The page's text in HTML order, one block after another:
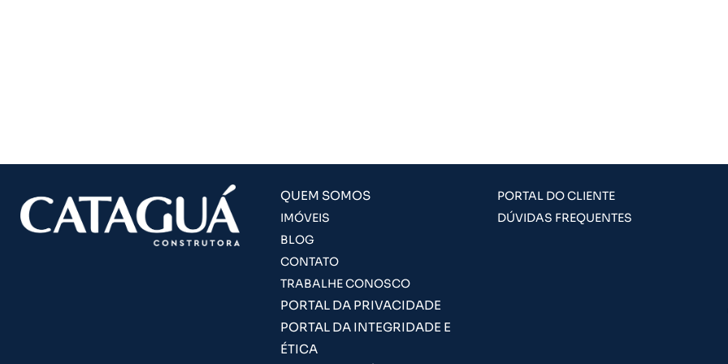
QUEM SOMOS
IMÓVEIS
BLOG
CONTATO
TRABALHE CONOSCO
PORTAL DA PRIVACIDADE
PORTAL DA INTEGRIDADE E
ÉTICA
PORTAL DO CLIENTE
DÚVIDAS FREQUENTES